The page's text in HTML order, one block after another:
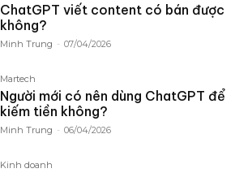
ChatGPT viết content có bán được
không?
Minh Trung - 07/04/2026
Martech
Người mới có nên dùng ChatGPT để
kiếm tiền không?
Minh Trung - 06/04/2026
Kinh doanh